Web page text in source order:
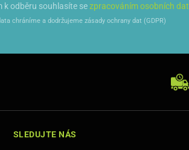
k odběru souhlasíte sezpracováním osobních dat
chráníme a dodržujeme zásady ochrany dat (GDPR)
SLEDUJTE NÁS